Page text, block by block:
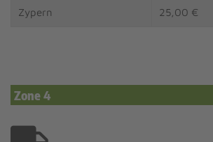
Zypern 25,00 €
Zone 4